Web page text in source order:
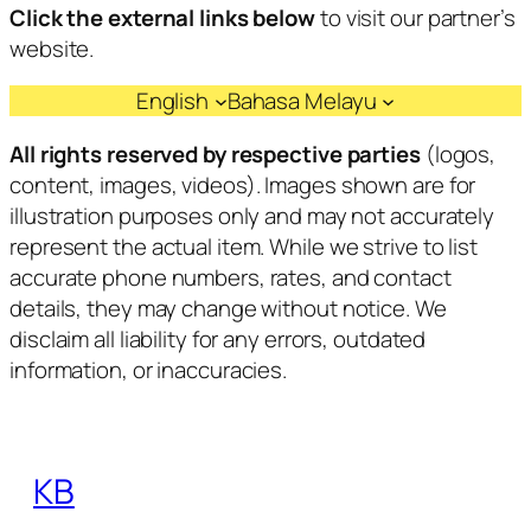
Click the external links belowto visit our partner’s
website.
English
Bahasa Melayu
All rights reserved by respective parties(logos,
content, images, videos). Images shown are for
illustration purposes only and may not accurately
represent the actual item. While we strive to list
accurate phone numbers, rates, and contact
details, they may change without notice. We
disclaim all liability for any errors, outdated
information, or inaccuracies.
KB